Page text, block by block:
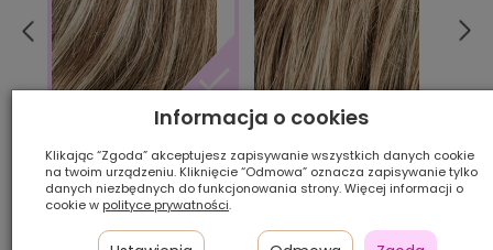
bernstein rooted
Ilość szt.:
Informacja o cookies
Klikając “Zgoda” akceptujesz zapisywanie wszystkich danych cookie
na twoim urządzeniu. Kliknięcie “Odmowa” oznacza zapisywanie tylko
danych niezbędnych do funkcjonowania strony. Więcej informacji o
cookie w polityce prywatności.